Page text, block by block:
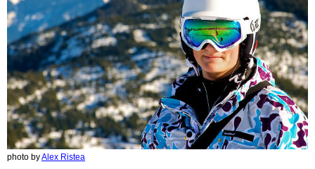
photo byAlex Ristea